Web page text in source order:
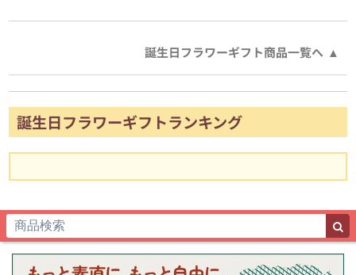
誕生日フラワーギフト商品一覧へ
誕生日フラワーギフトランキング